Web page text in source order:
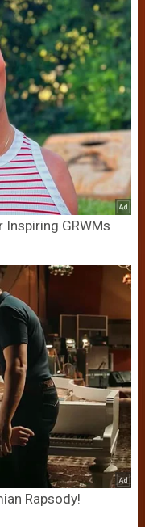
Inspiring GRWMs
Rapsody!